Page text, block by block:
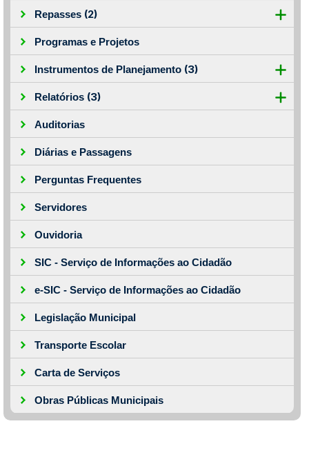
Repasses (2)
Programas e Projetos
Instrumentos de Planejamento (3)
Relatórios (3)
Auditorias
Diárias e Passagens
Perguntas Frequentes
Servidores
Ouvidoria
SIC - Serviço de Informações ao Cidadão
e-SIC - Serviço de Informações ao Cidadão
Legislação Municipal
Transporte Escolar
Carta de Serviços
Obras Públicas Municipais